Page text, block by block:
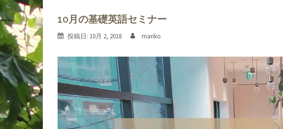
10月の基礎英語セミナー
投稿日: 10月 2, 2018 mariko